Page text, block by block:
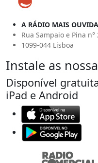
A RÁDIO MAIS
Rua Sampaio e Pina n°
1099-044 Lisboa
Instale as
Disponível
iPad e Android